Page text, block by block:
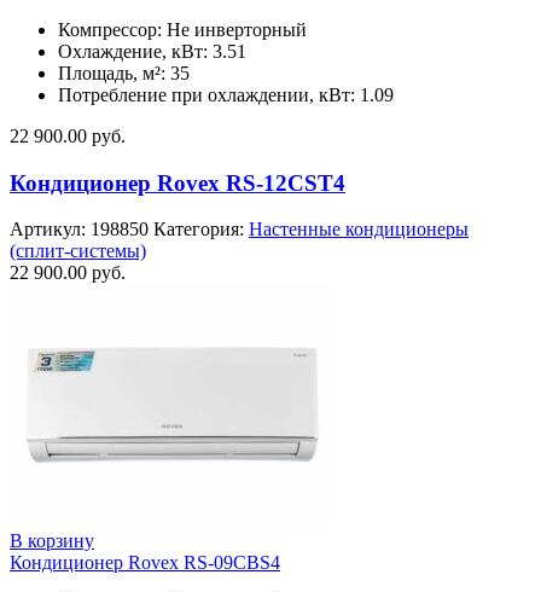
Компрессор: Не инверторный
Охлаждение, кВт: 3.51
Площадь, м²: 35
Потребление при охлаждении, кВт: 1.09
22 900.00 руб.
Кондиционер Rovex RS-12CST4
Артикул: 198850 Категория: Настенные кондиционеры
(сплит-системы)
22 900.00 руб.
В корзину
Кондиционер Rovex RS-09CBS4